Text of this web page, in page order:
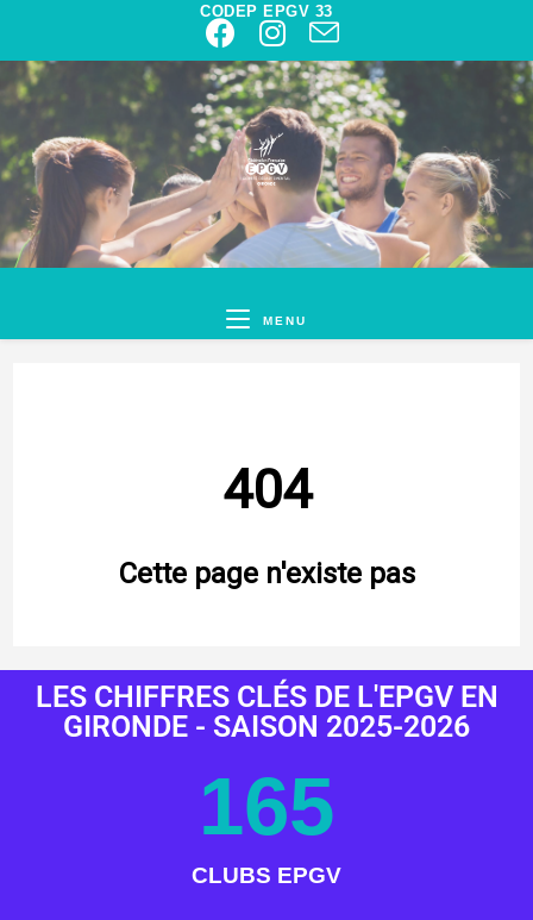
CODEP EPGV 33
MENU
LES CHIFFRES CLÉS DE L'EPGV EN
GIRONDE - SAISON 2025-2026
CLUBS EPGV
165